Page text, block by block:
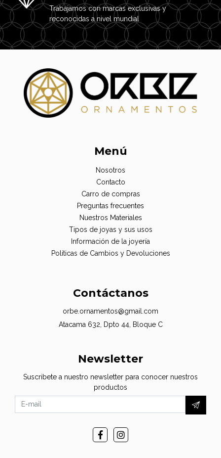
Trabajamos con marcas exclusivas y
reconocidas a nivel mundial
Menú
Nosotros
Contacto
Carro de compras
Preguntas frecuentes
Nuestros Materiales
Tipos de joyas y sus usos
Información de la joyería
Politicas de Cambios y Devoluciones
Contáctanos
orbe.ornamentos@gmail.com
Atacama 632, Dpto 44, Bloque C
Newsletter
Suscribete a nuestro newsletter para conocer nuestros
productos